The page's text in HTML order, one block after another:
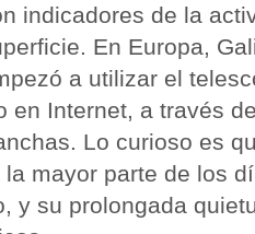
indicadores de la
En Europa,
a utilizar el
en Internet, a través
Lo curioso es
mayor parte de los
y su prolongada